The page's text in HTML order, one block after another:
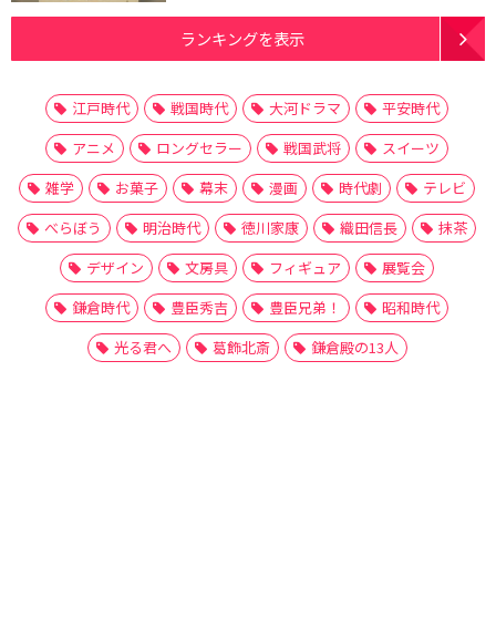
ランキングを表示
江戸時代 戦国時代 大河ドラマ
平安時代
アニメ
ロングセラー 戦国武将
スイーツ
雑学
お菓子 幕末 漫画 時代劇
テレビ
べらぼう
明治時代 徳川家康 織田信長
抹茶
デザイン
文房具 フィギュア
展覧会
鎌倉時代
豊臣秀吉 豊臣兄弟！
昭和時代
光る君へ
葛飾北斎 鎌倉殿の13人